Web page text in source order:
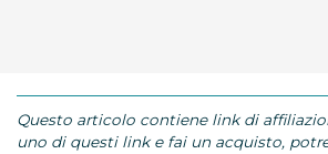
Questo articolo contiene link di
uno di questi link e fai un acquisto,